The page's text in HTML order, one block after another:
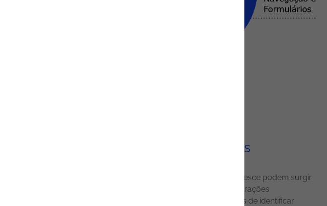
Assessments & Healthchecks
À medida que a sua infraestrutura OutSystems cresce podem surgir
desafios como dívida técnica acumulada, configurações
desatualizadas e problemas de arquitetura difíceis de identificar